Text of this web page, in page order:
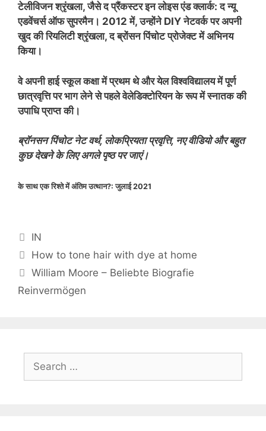
टेलीविजन श्रृंखला, जैसे द प्रैंकस्टर इन लोइस एंड क्लार्क: द न्यू
एडवेंचर्स ऑफ सुपरमैन। 2012 में, उन्होंने DIY नेटवर्क पर अपनी
खुद की रियलिटी श्रृंखला, द ब्रोंसन पिंचोट प्रोजेक्ट में अभिनय
किया।
वे अपनी हाई स्कूल कक्षा में प्रथम थे और येल विश्वविद्यालय में पूर्ण
छात्रवृत्ति पर भाग लेने से पहले वेलेडिक्टोरियन के रूप में स्नातक की
उपाधि प्राप्त की।
ब्रॉनसन पिंचोट नेट वर्थ, लोकप्रियता प्रवृत्ति, नए वीडियो और बहुत
कुछ देखने के लिए अगले पृष्ठ पर जाएं।
के साथ एक रिश्ते में अंतिम उत्थान?: जुलाई 2021
Categories
IN
How to tone hair with dye at home
William Moore – Beliebte Biografie
Reinvermögen
Search
for: